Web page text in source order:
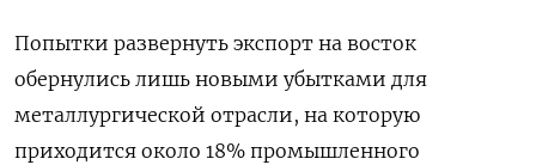
Попытки развернуть экспорт на восток
обернулись лишь новыми убытками для
металлургической отрасли, на которую
приходится около 18% промышленного